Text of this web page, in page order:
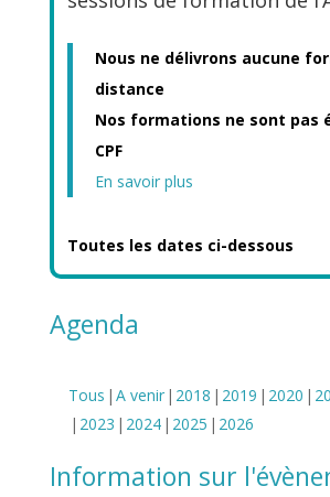
Nous ne délivrons aucune
distance
Nos formations ne sont pas
CPF
En savoir plus
Toutes les dates ci-dessous
Agenda
Tous A venir 2018 2019 2020
2023
2024 2025 2026
Information sur